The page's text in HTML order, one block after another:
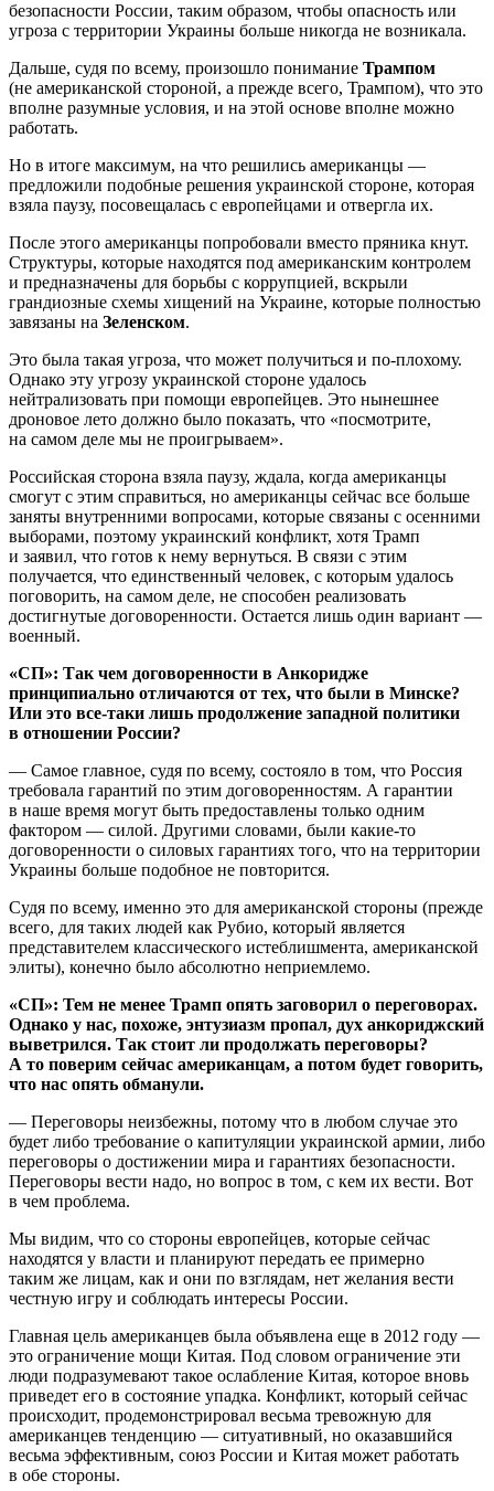
безопасности России, таким образом, чтобы опасность или
угроза с территории Украины больше никогда не возникала.
Дальше, судя по всему, произошло понимание Трампом
(не американской стороной, а прежде всего, Трампом), что это
вполне разумные условия, и на этой основе вполне можно
работать.
Но в итоге максимум, на что решились американцы —
предложили подобные решения украинской стороне, которая
взяла паузу, посовещалась с европейцами и отвергла их.
После этого американцы попробовали вместо пряника кнут.
Структуры, которые находятся под американским контролем
и предназначены для борьбы с коррупцией, вскрыли
грандиозные схемы хищений на Украине, которые полностью
завязаны на Зеленском.
Это была такая угроза, что может получиться и по-плохому.
Однако эту угрозу украинской стороне удалось
нейтрализовать при помощи европейцев. Это нынешнее
дроновое лето должно было показать, что «посмотрите,
на самом деле мы не проигрываем».
Российская сторона взяла паузу, ждала, когда американцы
смогут с этим справиться, но американцы сейчас все больше
заняты внутренними вопросами, которые связаны с осенними
выборами, поэтому украинский конфликт, хотя Трамп
и заявил, что готов к нему вернуться. В связи с этим
получается, что единственный человек, с которым удалось
поговорить, на самом деле, не способен реализовать
достигнутые договоренности. Остается лишь один вариант —
военный.
«СП»: Так чем договоренности в Анкоридже
принципиально отличаются от тех, что были в Минске?
Или это все-таки лишь продолжение западной политики
в отношении России?
— Самое главное, судя по всему, состояло в том, что Россия
требовала гарантий по этим договоренностям. А гарантии
в наше время могут быть предоставлены только одним
фактором — силой. Другими словами, были какие-то
договоренности о силовых гарантиях того, что на территории
Украины больше подобное не повторится.
Судя по всему, именно это для американской стороны (прежде
всего, для таких людей как Рубио, который является
представителем классического истеблишмента, американской
элиты), конечно было абсолютно неприемлемо.
«СП»: Тем не менее Трамп опять заговорил о переговорах.
Однако у нас, похоже, энтузиазм пропал, дух анкориджский
выветрился. Так стоит ли продолжать переговоры?
А то поверим сейчас американцам, а потом будет говорить,
что нас опять обманули.
— Переговоры неизбежны, потому что в любом случае это
будет либо требование о капитуляции украинской армии, либо
переговоры о достижении мира и гарантиях безопасности.
Переговоры вести надо, но вопрос в том, с кем их вести. Вот
в чем проблема.
Мы видим, что со стороны европейцев, которые сейчас
находятся у власти и планируют передать ее примерно
таким же лицам, как и они по взглядам, нет желания вести
честную игру и соблюдать интересы России.
Главная цель американцев была объявлена еще в 2012 году —
это ограничение мощи Китая. Под словом ограничение эти
люди подразумевают такое ослабление Китая, которое вновь
приведет его в состояние упадка. Конфликт, который сейчас
происходит, продемонстрировал весьма тревожную для
американцев тенденцию — ситуативный, но оказавшийся
весьма эффективным, союз России и Китая может работать
в обе стороны.